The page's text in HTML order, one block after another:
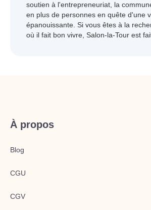
soutien à l'entrepreneuriat, la
en plus de personnes en quête d'une
épanouissante. Si vous êtes à la
où il fait bon vivre, Salon-la-Tour est
À propos
Blog
CGU
CGV